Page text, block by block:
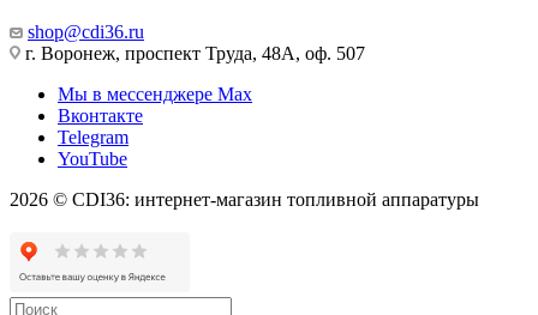
shop@cdi36.ru
г. Воронеж, проспект Труда, 48А, оф. 507
Мы в мессенджере Max
Вконтакте
Telegram
YouTube
2026 © CDI36: интернет-магазин топливной аппаратуры